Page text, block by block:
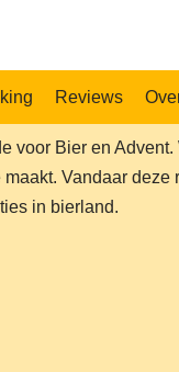
Reviews
voor Bier en
Vandaar
in bierland.